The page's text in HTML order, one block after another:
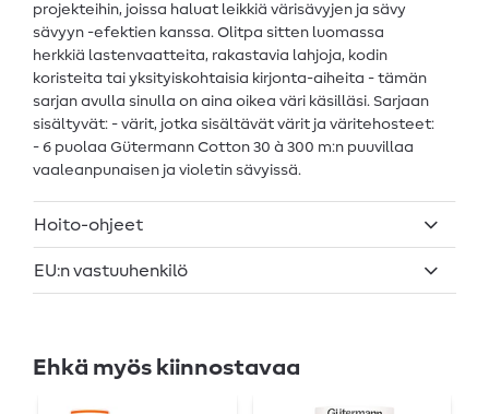
projekteihin, joissa haluat leikkiä värisävyjen ja sävy
sävyyn -efektien kanssa. Olitpa sitten luomassa
herkkiä lastenvaatteita, rakastavia lahjoja, kodin
koristeita tai yksityiskohtaisia kirjonta-aiheita - tämän
sarjan avulla sinulla on aina oikea väri käsilläsi. Sarjaan
sisältyvät: - värit, jotka sisältävät värit ja väritehosteet:
- 6 puolaa Gütermann Cotton 30 à 300 m:n puuvillaa
vaaleanpunaisen ja violetin sävyissä.
Hoito-ohjeet
EU:n vastuuhenkilö
Ehkä myös kiinnostavaa